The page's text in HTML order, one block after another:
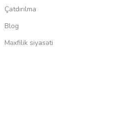
Çatdırılma
Blog
Məxfilik siyasəti